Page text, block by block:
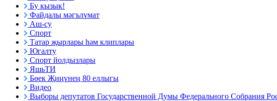
Бу кызык!
Файдалы мәгълүмат
Аш-су
Спорт
Татар җырлары һәм клиплары
Югалту
Спорт йолдызлары
ЯшьТИ
Бөек Җиңүнең 80 еллыгы
Видео
Выборы депутатов Государственной Думы Федерального Собрания